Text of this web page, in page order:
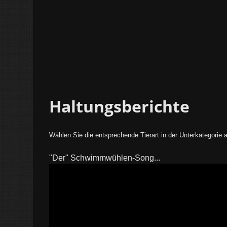
Haltungsberichte
Wählen Sie die entsprechende Tierart in der Unterkategorie
"Der" Schwimmwühlen-Song...